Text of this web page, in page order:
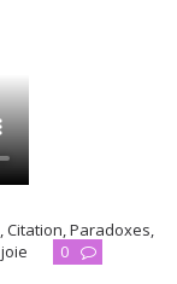
,Citation,Paradoxes,
joie 0